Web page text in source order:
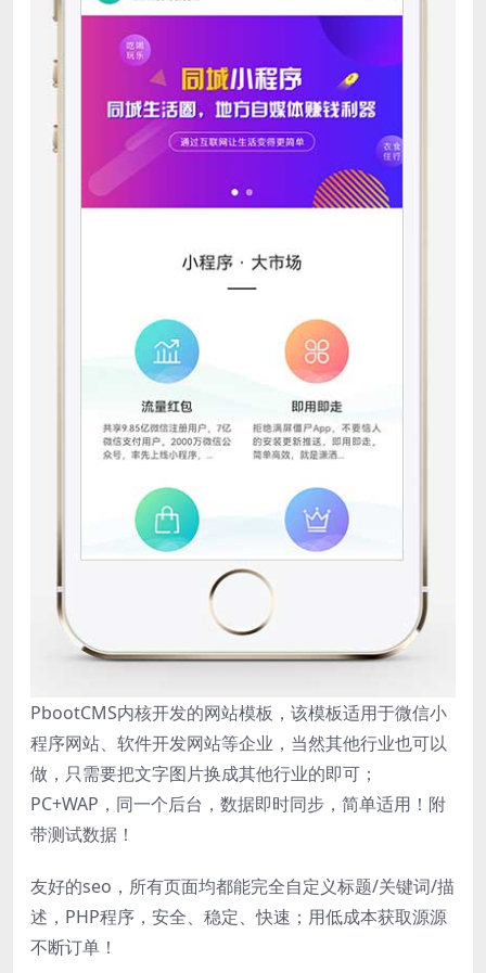
PbootCMS内核开发的网站模板，该模板适用于微信小
程序网站、软件开发网站等企业，当然其他行业也可以
做，只需要把文字图片换成其他行业的即可；
PC+WAP，同一个后台，数据即时同步，简单适用！附
带测试数据！
友好的seo，所有页面均都能完全自定义标题/关键词/描
述，PHP程序，安全、稳定、快速；用低成本获取源源
不断订单！